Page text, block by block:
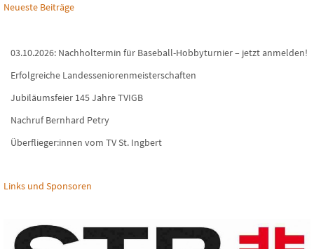
Neueste Beiträge
03.10.2026: Nachholtermin für Baseball-Hobbyturnier – jetzt anmelden!
Erfolgreiche Landesseniorenmeisterschaften
Jubiläumsfeier 145 Jahre TVIGB
Nachruf Bernhard Petry
Überflieger:innen vom TV St. Ingbert
Links und Sponsoren